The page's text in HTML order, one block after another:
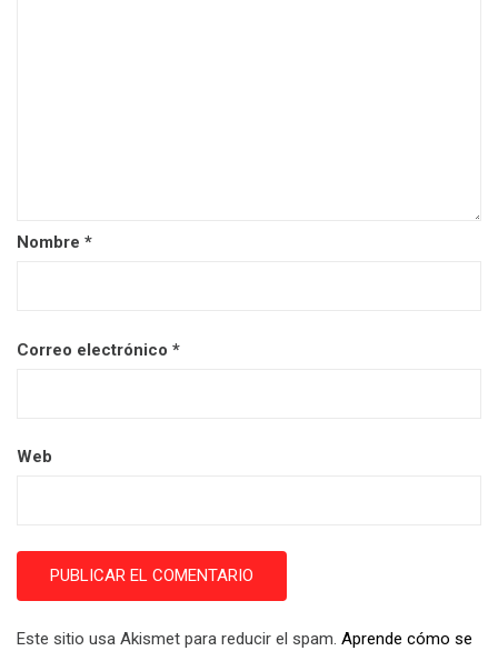
Nombre *
Correo electrónico *
Web
Este sitio usa Akismet para reducir el spam. Aprende cómo se